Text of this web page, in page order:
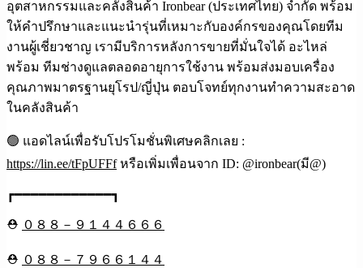
อุตสาหกรรมและคลังสินค้า Ironbear (ประเทศไทย) จำกัด พร้อม
ให้คำปรึกษาและแนะนำรุ่นที่เหมาะกับองค์กรของคุณโดยทีม
งานผู้เชี่ยวชาญ เรามีบริการหลังการขายที่มั่นใจได้ อะไหล่
พร้อม ทีมช่างดูแลตลอดอายุการใช้งาน พร้อมส่งมอบเครื่อง
คุณภาพมาตรฐานยุโรป/ญี่ปุ่น ตอบโจทย์ทุกงานทำความสะอาด
ในคลังสินค้า
🟢 แอดไลน์เพื่อรับโปรโมชั่นพิเศษคลิกเลย :
https://lin.ee/tFpUFFfหรือเพิ่มเพื่อนจาก ID: @ironbear(มี@)
┏━━━━━━━━━━━━┓
⛑ ０８８－９１４４６６６
⛑ ０８８－７９６６１４４